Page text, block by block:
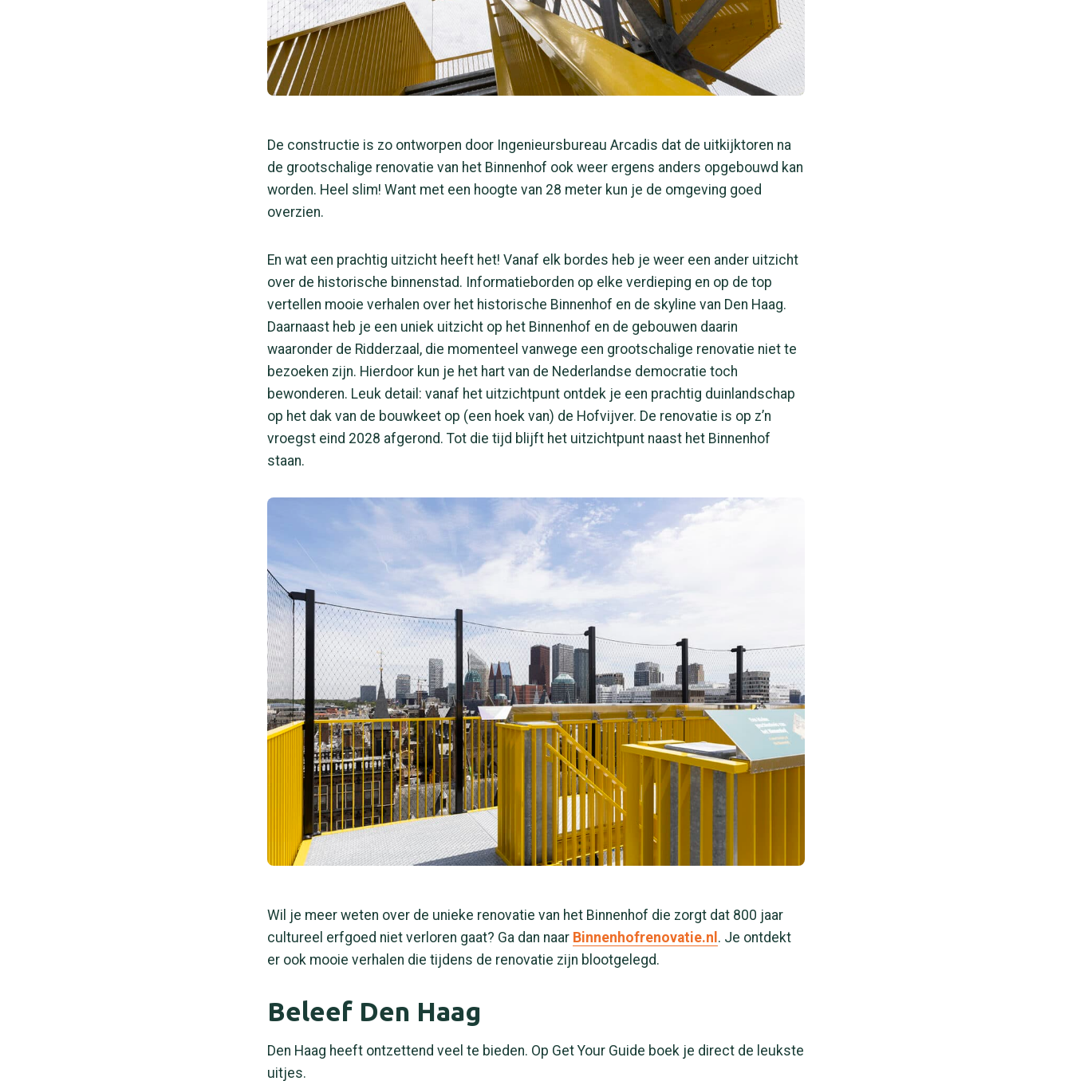
De constructie is zo ontworpen door Ingenieursbureau Arcadis dat de uitkijktoren na
de grootschalige renovatie van het Binnenhof ook weer ergens anders opgebouwd kan
worden. Heel slim! Want met een hoogte van 28 meter kun je de omgeving goed
overzien.
En wat een prachtig uitzicht heeft het! Vanaf elk bordes heb je weer een ander uitzicht
over de historische binnenstad. Informatieborden op elke verdieping en op de top
vertellen mooie verhalen over het historische Binnenhof en de skyline van Den Haag.
Daarnaast heb je een uniek uitzicht op het Binnenhof en de gebouwen daarin
waaronder de Ridderzaal, die momenteel vanwege een grootschalige renovatie niet te
bezoeken zijn. Hierdoor kun je het hart van de Nederlandse democratie toch
bewonderen. Leuk detail: vanaf het uitzichtpunt ontdek je een prachtig duinlandschap
op het dak van de bouwkeet op (een hoek van) de Hofvijver. De renovatie is op z’n
vroegst eind 2028 afgerond. Tot die tijd blijft het uitzichtpunt naast het Binnenhof
staan.
Wil je meer weten over de unieke renovatie van het Binnenhof die zorgt dat 800 jaar
cultureel erfgoed niet verloren gaat? Ga dan naar Binnenhofrenovatie.nl . Je ontdekt
er ook mooie verhalen die tijdens de renovatie zijn blootgelegd.
Beleef Den Haag
Den Haag heeft ontzettend veel te bieden. Op Get Your Guide boek je direct de leukste
uitjes.